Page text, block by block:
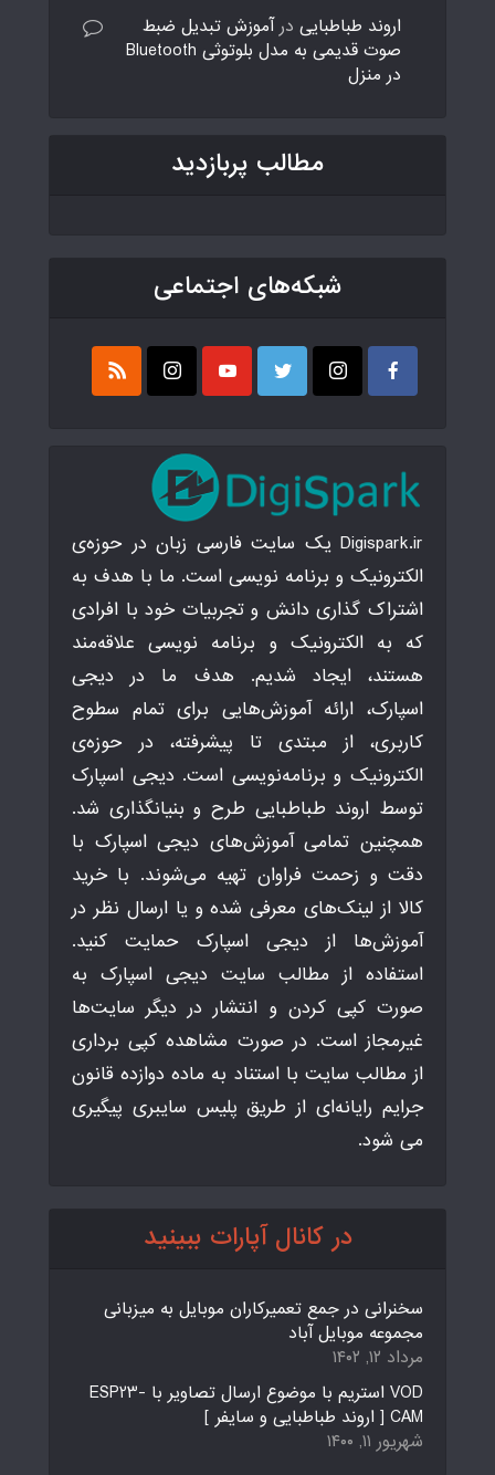
اروند طباطبایی درآموزش تبدیل ضبط
صوت قدیمی به مدل بلوتوثی Bluetooth
در منزل
مطالب پربازدید
شبکه‌های اجتماعی
Digispark.ir یک سایت فارسی زبان در حوزه‌ی
الکترونیک و برنامه نویسی است. ما با هدف به
اشتراک گذاری دانش و تجربیات خود با افرادی
که به الکترونیک و برنامه نویسی علاقه‌مند
هستند، ایجاد شدیم. هدف ما در دیجی
اسپارک، ارائه آموزش‌هایی برای تمام سطوح
کاربری، از مبتدی تا پیشرفته، در حوزه‌ی
الکترونیک و برنامه‌نویسی است. دیجی اسپارک
توسط اروند طباطبایی طرح و بنیانگذاری شد.
همچنین تمامی آموزش‌های دیجی اسپارک با
دقت و زحمت فراوان تهیه می‌شوند. با خرید
کالا از لینک‌های معرفی شده و یا ارسال نظر در
آموزش‌ها از دیجی اسپارک حمایت کنید.
استفاده از مطالب سایت دیجی اسپارک به
صورت کپی کردن و انتشار در دیگر سایت‌ها
غیرمجاز است. در صورت مشاهده کپی برداری
از مطالب سایت با استناد به ماده دوازده قانون
جرایم رایانه‌ای از طریق پلیس سایبری پیگیری
می شود.
در کانال آپارات ببینید
سخنرانی در جمع تعمیرکاران موبایل به میزبانی
مجموعه موبایل آباد
مرداد ۱۲, ۱۴۰۲
VOD استریم با موضوع ارسال تصاویر با ESP23-
CAM [ اروند طباطبایی و سایفر ]
شهریور ۱۱, ۱۴۰۰